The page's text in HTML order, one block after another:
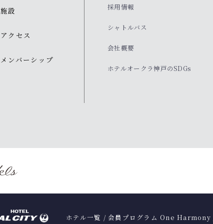
施設
アクセス
メンバーシップ
採用情報
シャトルバス
会社概要
ホテルオークラ神戸のSDGs
ホテル一覧 /会員プログラム One Harmony